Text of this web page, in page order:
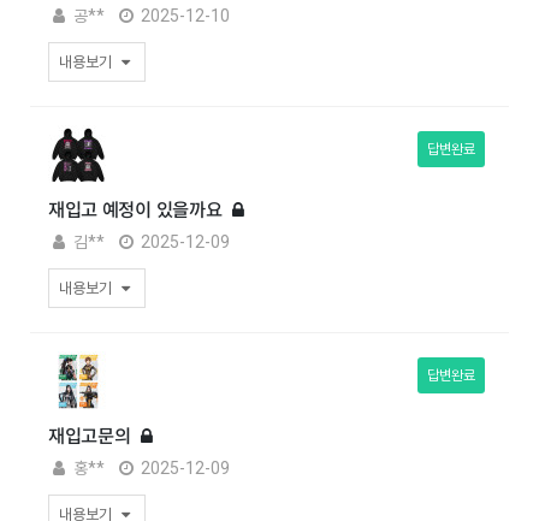
공** 2025-12-10
내용보기
재입고 예정이 있을까요
답변완료
김** 2025-12-09
내용보기
재입고문의
답변완료
홍** 2025-12-09
내용보기